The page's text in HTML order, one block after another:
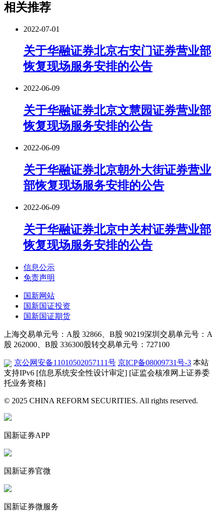
相关推荐
2022-07-01
关于华融证券北京右安门证券营业部
恢复现场服务安排的公告
2022-06-09
关于华融证券北京文慧园证券营业部
恢复现场服务安排的公告
2022-06-09
关于华融证券北京朝外大街证券营业
部恢复现场服务安排的公告
2022-06-09
关于华融证券北京中关村证券营业部
恢复现场服务安排的公告
信息公示
免责声明
国新网站
国新国证投资
国新国证期货
上海交易单元号：A股 32866、B股 90219深圳交易单元号：A
股 262000、B股 336300股转交易单元号：727100
京公网安备11010502057111号 京ICP备08009731号-3 本站
支持IPv6 [信息系统安全性设计审定] [证监会核准网上证券委
托业务资格]
© 2025 CHINA REFORM SECURITIES. All rights reserved.
国新证券APP
国新证券官微
国新证券微服务